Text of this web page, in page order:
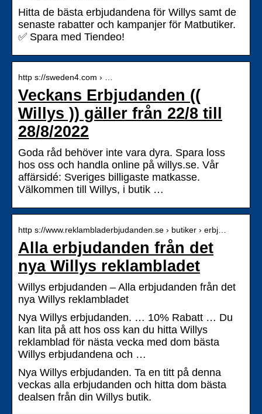
Hitta de bästa erbjudandena för Willys samt de
senaste rabatter och kampanjer för Matbutiker.
✅ Spara med Tiendeo!
http s://sweden4.com › …
Veckans Erbjudanden ((
Willys )) gäller från 22/8 till
28/8/2022
Goda råd behöver inte vara dyra. Spara loss
hos oss och handla online på willys.se. Vår
affärsidé: Sveriges billigaste matkasse.
Välkommen till Willys, i butik …
http s://www.reklambladerbjudanden.se › butiker › erbj…
Alla erbjudanden från det
nya Willys reklambladet
Willys erbjudanden – Alla erbjudanden från det
nya Willys reklambladet
Nya Willys erbjudanden. … 10% Rabatt … Du
kan lita på att hos oss kan du hitta Willys
reklamblad för nästa vecka med dom bästa
Willys erbjudandena och …
Nya Willys erbjudanden. Ta en titt på denna
veckas alla erbjudanden och hitta dom bästa
dealsen från din Willys butik.